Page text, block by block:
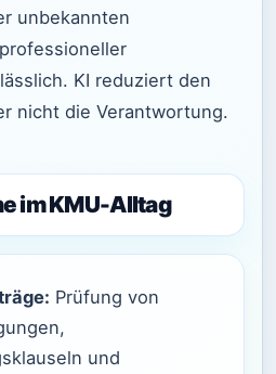
unbekannten
KI reduziert den
nicht die Verantwortung.
im KMU-Alltag
Prüfung von
und